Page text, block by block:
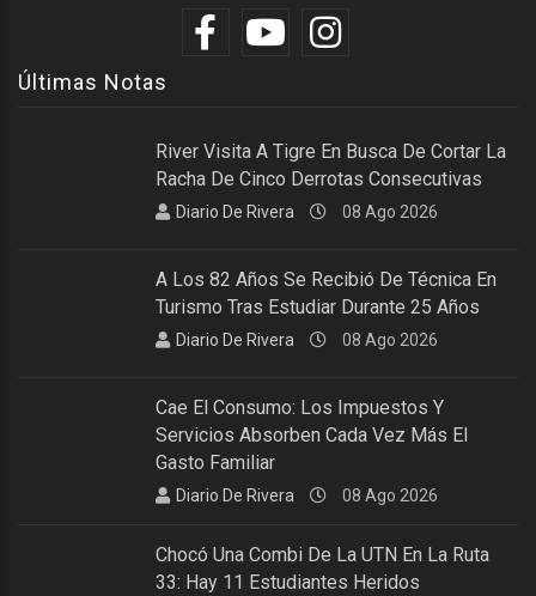
Últimas Notas
River Visita A Tigre En Busca De Cortar La
Racha De Cinco Derrotas Consecutivas
Diario De Rivera 08 Ago 2026
A Los 82 Años Se Recibió De Técnica En
Turismo Tras Estudiar Durante 25 Años
Diario De Rivera 08 Ago 2026
Cae El Consumo: Los Impuestos Y
Servicios Absorben Cada Vez Más El
Gasto Familiar
Diario De Rivera 08 Ago 2026
Chocó Una Combi De La UTN En La Ruta
33: Hay 11 Estudiantes Heridos